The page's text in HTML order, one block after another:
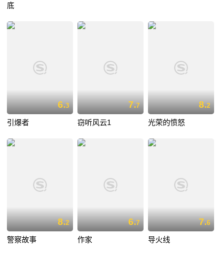
底
6.3
引爆者
7.7
窃听风云1
8.2
光荣的愤怒
8.2
警察故事
6.7
作家
7.6
导火线